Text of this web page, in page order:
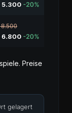
5.300 -20%
6.800 -20%
Preise
gelagert